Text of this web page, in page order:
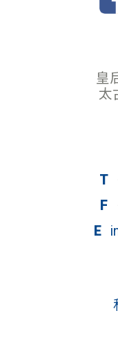
皇
太
T
F
E